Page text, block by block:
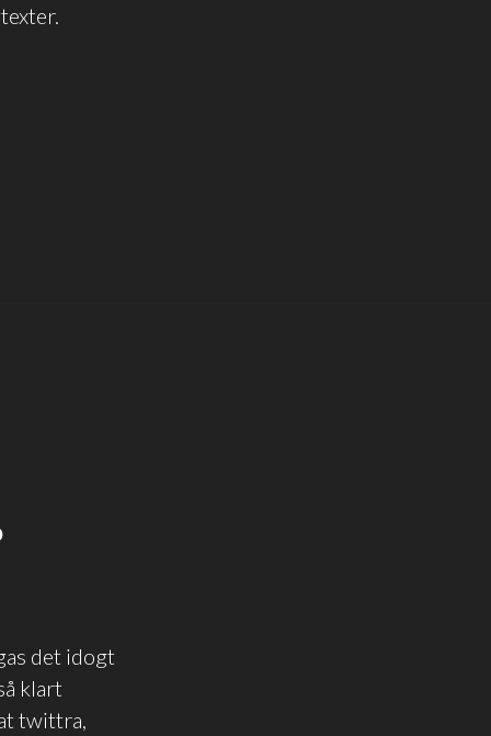
det idogt
klart
twittra,